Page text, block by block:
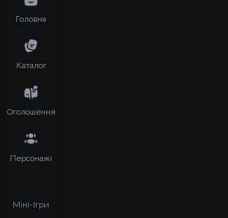
Головна
Каталог
Оголошення
Персонажі
Міні-Ігри